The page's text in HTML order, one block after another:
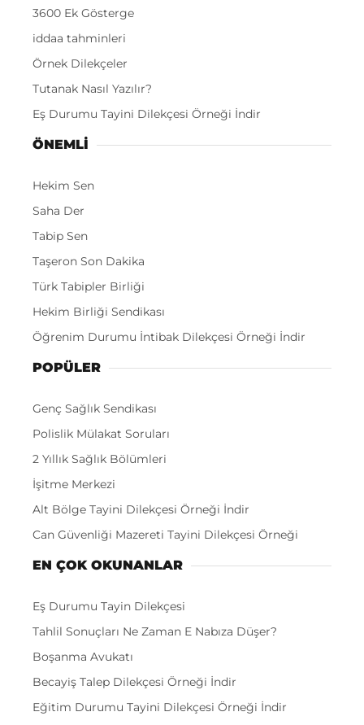
3600 Ek Gösterge
iddaa tahminleri
Örnek Dilekçeler
Tutanak Nasıl Yazılır?
Eş Durumu Tayini Dilekçesi Örneği İndir
ÖNEMLI
Hekim Sen
Saha Der
Tabip Sen
Taşeron Son Dakika
Türk Tabipler Birliği
Hekim Birliği Sendikası
Öğrenim Durumu İntibak Dilekçesi Örneği İndir
POPÜLER
Genç Sağlık Sendikası
Polislik Mülakat Soruları
2 Yıllık Sağlık Bölümleri
İşitme Merkezi
Alt Bölge Tayini Dilekçesi Örneği İndir
Can Güvenliği Mazereti Tayini Dilekçesi Örneği
EN ÇOK OKUNANLAR
Eş Durumu Tayin Dilekçesi
Tahlil Sonuçları Ne Zaman E Nabıza Düşer?
Boşanma Avukatı
Becayiş Talep Dilekçesi Örneği İndir
Eğitim Durumu Tayini Dilekçesi Örneği İndir